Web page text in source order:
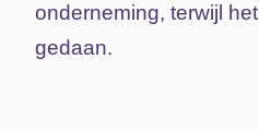
onderneming, terwijl
gedaan.